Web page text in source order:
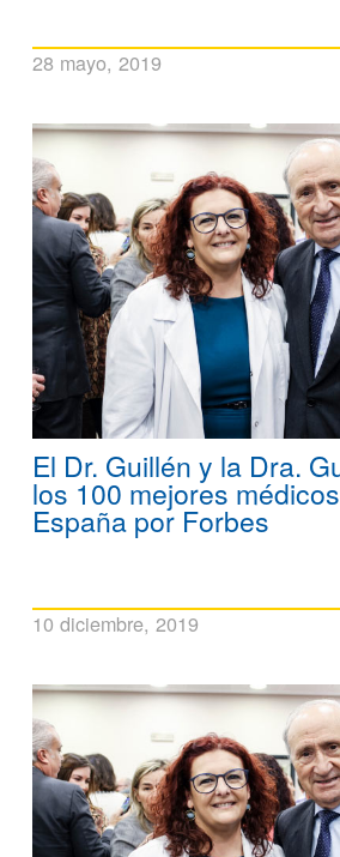
28 mayo, 2019
El Dr. Guillén y la Dra.
los 100 mejores
España por Forbes
10 diciembre, 2019